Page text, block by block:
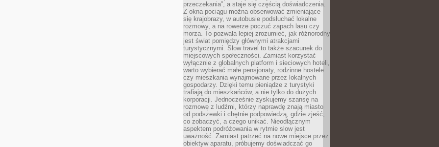
przeczekania”, a staje się częścią doświadczenia.
Z okna pociągu można obserwować zmieniające
się krajobrazy, w autobusie podsłuchać lokalne
rozmowy, a na rowerze poczuć zapach lasu czy
morza. To pozwala lepiej zrozumieć, jak różnorodny
jest świat pomiędzy głównymi atrakcjami
turystycznymi. Slow travel to także szacunek do
miejscowych społeczności. Zamiast korzystać
wyłącznie z globalnych platform i sieciowych hoteli,
warto wybierać małe pensjonaty, rodzinne hostele
czy mieszkania wynajmowane przez lokalnych
gospodarzy. Dzięki temu pieniądze z turystyki
trafiają do mieszkańców, a nie tylko do dużych
korporacji. Jednocześnie zyskujemy szansę na
rozmowę z ludźmi, którzy naprawdę znają miasto
od podszewki i chętnie podpowiedzą, gdzie zjeść,
co zobaczyć, a czego unikać. Nieodłącznym
aspektem podróżowania w rytmie slow jest
uważność. Zamiast patrzeć na nowe miejsce przez
obiektyw aparatu, próbujemy doświadczać go